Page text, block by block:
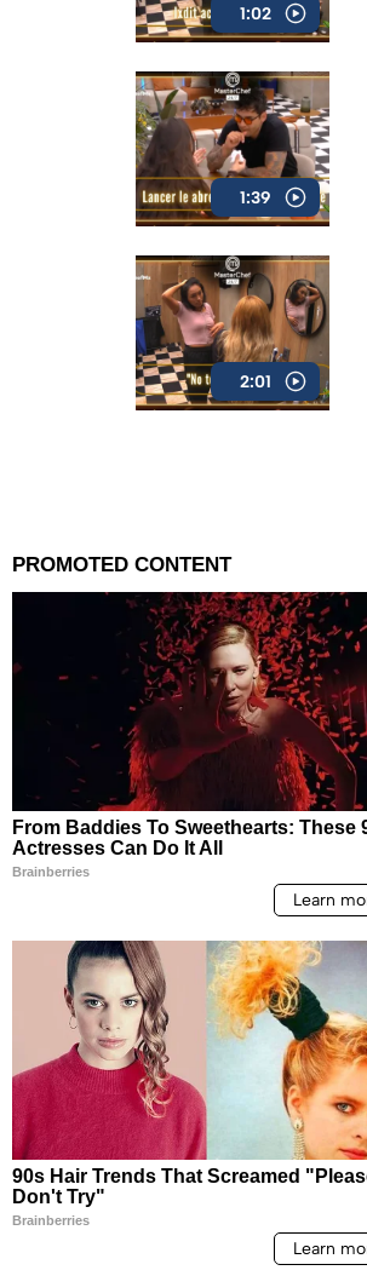
1:02
1:39
2:01